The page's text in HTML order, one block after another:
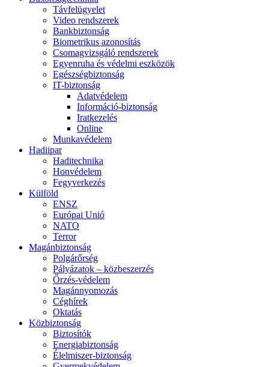
Távfelügyelet
Video rendszerek
Bankbiztonság
Biometrikus azonosítás
Csomagvizsgáló rendszerek
Egyenruha és védelmi eszközök
Egészségbiztonság
IT-biztonság
Adatvédelem
Információ-biztonság
Iratkezelés
Online
Munkavédelem
Hadiipar
Haditechnika
Honvédelem
Fegyverkezés
Külföld
ENSZ
Európai Unió
NATO
Terror
Magánbiztonság
Polgárőrség
Pályázatok – közbeszerzés
Őrzés-védelem
Magánnyomozás
Céghírek
Oktatás
Közbiztonság
Biztosítók
Energiabiztonság
Élelmiszer-biztonság